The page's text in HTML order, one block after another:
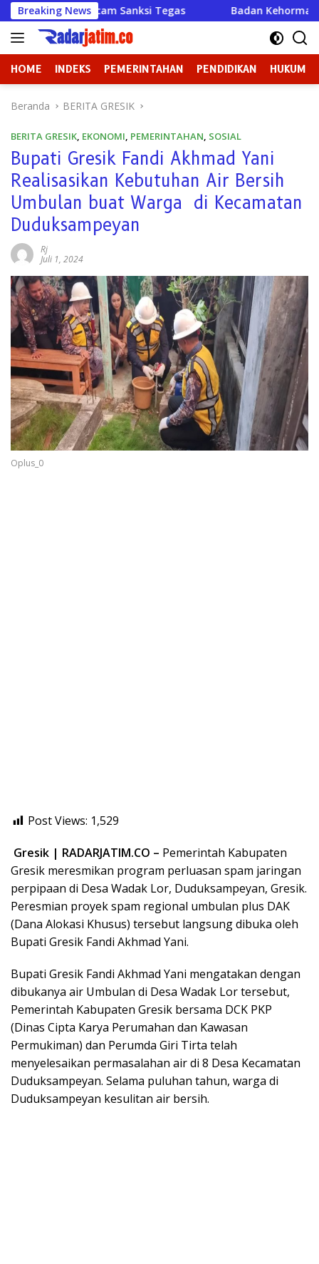
Langsung
ke
konten
Breaking News
Sanksi Tegas Badan Kehormatan atau Badan
HOME INDEKS PEMERINTAHAN PENDIDIKAN HUKUM
Beranda BERITA GRESIK
BERITA GRESIK, EKONOMI, PEMERINTAHAN, SOSIAL
Bupati Gresik Fandi Akhmad Yani
Realisasikan Kebutuhan Air Bersih
Umbulan buat Warga di Kecamatan
Duduksampeyan
Rj
Juli 1, 2024
Oplus_0
Post Views: 1,529
Gresik | RADARJATIM.CO – Pemerintah Kabupaten
Gresik meresmikan program perluasan spam jaringan
perpipaan di Desa Wadak Lor, Duduksampeyan, Gresik.
Peresmian proyek spam regional umbulan plus DAK
(Dana Alokasi Khusus) tersebut langsung dibuka oleh
Bupati Gresik Fandi Akhmad Yani.
Bupati Gresik Fandi Akhmad Yani mengatakan dengan
dibukanya air Umbulan di Desa Wadak Lor tersebut,
Pemerintah Kabupaten Gresik bersama DCK PKP
(Dinas Cipta Karya Perumahan dan Kawasan
Permukiman) dan Perumda Giri Tirta telah
menyelesaikan permasalahan air di 8 Desa Kecamatan
Duduksampeyan. Selama puluhan tahun, warga di
Duduksampeyan kesulitan air bersih.